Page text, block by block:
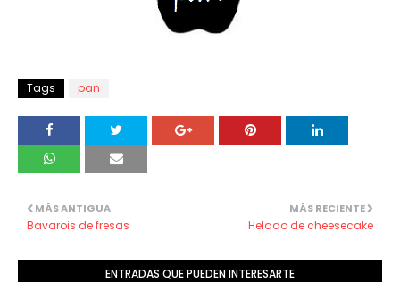
Tags pan
MÁS RECIENTE
Helado de cheesecake
MÁS ANTIGUA
Bavarois de fresas
ENTRADAS QUE PUEDEN INTERESARTE